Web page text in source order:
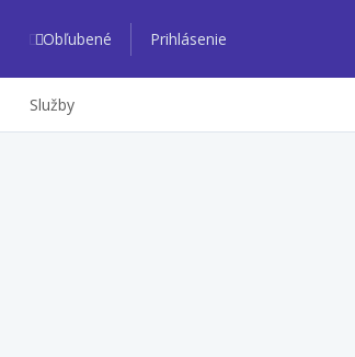
Obľubené Prihlásenie
Služby